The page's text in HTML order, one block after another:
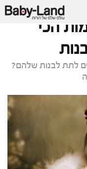
הכי
לתת לבנות שלהם?